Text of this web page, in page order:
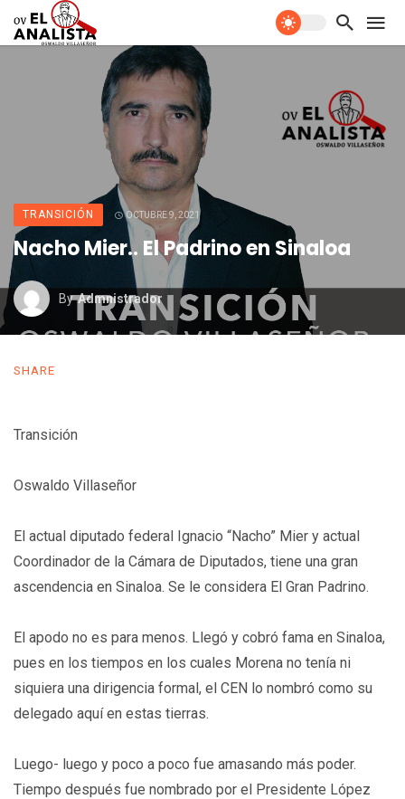
TRANSICIÓN OCTUBRE 9, 2021
Nacho Mier.. El Padrino en Sinaloa
By Admnistrador
SHARE
Transición
Oswaldo Villaseñor
El actual diputado federal Ignacio “Nacho” Mier y actual
Coordinador de la Cámara de Diputados, tiene una gran
ascendencia en Sinaloa. Se le considera El Gran Padrino.
El apodo no es para menos. Llegó y cobró fama en Sinaloa,
pues en los tiempos en los cuales Morena no tenía ni
siquiera una dirigencia formal, el CEN lo nombró como su
delegado aquí en estas tierras.
Luego- luego y poco a poco fue amasando más poder.
Tiempo después fue nombrado por el Presidente López